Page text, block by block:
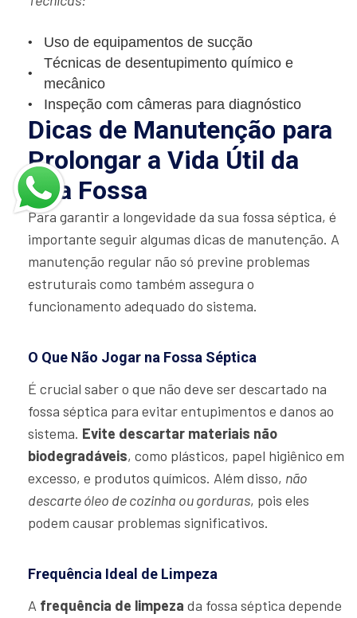
Uso de equipamentos de sucção
Técnicas de desentupimento químico e
mecânico
Inspeção com câmeras para diagnóstico
Dicas de Manutenção para
Prolongar a Vida Útil da
Sua Fossa
Para garantir a longevidade da sua fossa séptica, é
importante seguir algumas dicas de manutenção. A
manutenção regular não só previne problemas
estruturais como também assegura o
funcionamento adequado do sistema.
O Que Não Jogar na Fossa Séptica
É crucial saber o que não deve ser descartado na
fossa séptica para evitar entupimentos e danos ao
sistema. Evite descartar materiais não
biodegradáveis, como plásticos, papel higiênico em
excesso, e produtos químicos. Além disso, não
descarte óleo de cozinha ou gorduras, pois eles
podem causar problemas significativos.
Frequência Ideal de Limpeza
A frequência de limpeza da fossa séptica depende